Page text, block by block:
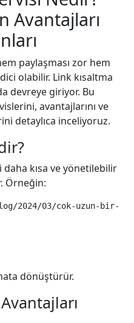
Avantajları
paylaşması zor hem
olabilir. Link kısaltma
devreye giriyor. Bu
avantajlarını ve
detaylıca inceliyoruz.
daha kısa ve yönetilebilir
Örneğin:
dönüştürür.